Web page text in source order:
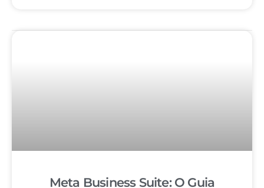
Meta Business Suite: O Guia